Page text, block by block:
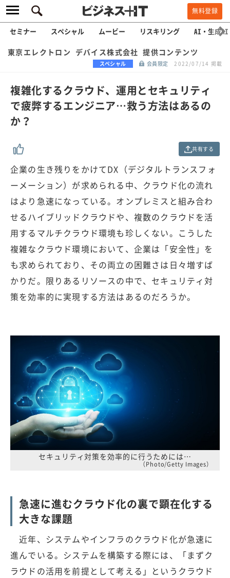
無料登録
セミナー スペシャル ムービー リスキリング AI・生成AI
東京エレクトロン デバイス株式会社 提供コンテンツ
スペシャル 会員限定 2022/07/14 掲載
複雑化するクラウド、運用とセキュリティ
で疲弊するエンジニア…救う方法はあるの
か？
共有する
企業の生き残りをかけてDX（デジタルトランスフォ
ーメーション）が求められる中、クラウド化の流れ
はより急速になっている。オンプレミスと組み合わ
せるハイブリッドクラウドや、複数のクラウドを活
用するマルチクラウド環境も珍しくない。こうした
複雑なクラウド環境において、企業は「安全性」を
も求められており、その両立の困難さは日々増すば
かりだ。限りあるリソースの中で、セキュリティ対
策を効率的に実現する方法はあるのだろうか。
セキュリティ対策を効率的に行うためには…
（Photo/Getty Images）
急速に進むクラウド化の裏で顕在化する
大きな課題
近年、システムやインフラのクラウド化が急速に
進んでいる。システムを構築する際には、「まずク
ラウドの活用を前提として考える」というクラウド